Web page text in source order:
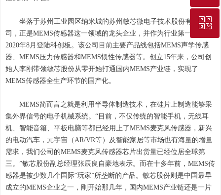
坐落于苏州工业园区纳米城的苏州敏芯微电子技术股份有限公
司，正是MEMS传感器这一领域的龙头企业，并作为行业第一股，于
2020年8月登陆科创板。该公司目前主要产品线包括MEMS声学传感
器、MEMS压力传感器和MEMS惯性传感器等。创立15年来，公司创
始人李刚带领敏芯股份从零开始打通国内MEMS产业链，实现了
MEMS传感器全生产环节的国产化。
MEMS简而言之就是利用半导体制造技术，在硅片上制造能够采
集外界信号的电子机械系统。“目前，不仅传统的智能手机，无线耳
机、智能音箱、平板电脑等都已经用上了MEMS麦克风传感器，新兴
的电动汽车，元宇宙（AR/VR等）及智能家居等市场也有海量的增量
需求，我们公司的MEMS麦克风传感器芯片出货量已经位居全球第
三。”敏芯股份副总经理张辰良自豪地表示。而在十多年前，MEMS传
感器是被少数几个国际“玩家”所垄断的产品。敏芯股份则是中国最早
成立的MEMS企业之一，刚开始那几年，国内MEMS产业链还是一片
010-68207275
ꀥ
微信二维码